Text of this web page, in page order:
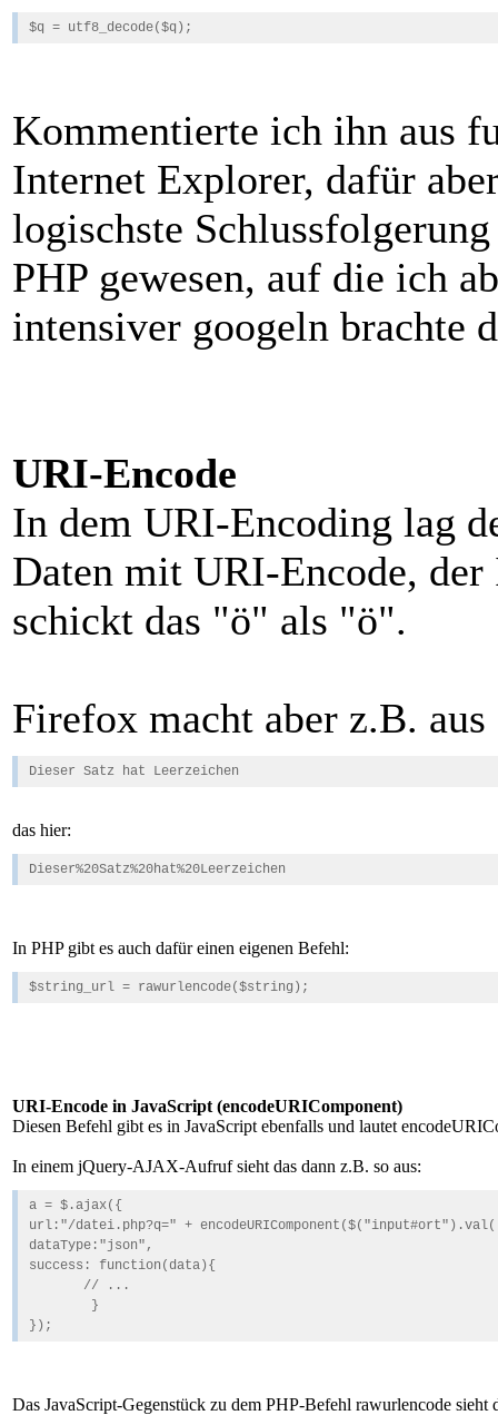
$q = utf8_decode($q);
Kommentierte ich ihn aus
Internet Explorer, dafür
logischste
PHP gewesen, auf die ich
intensiver googeln brachte
URI-Encode
In dem URI-Encoding lag
Daten mit URI-Encode,
schickt das "ö" als "ö".
Firefox macht aber z.B.
Dieser Satz hat Leerzeichen
das hier:
Dieser%20Satz%20hat%20Leerzeichen
In PHP gibt es auch dafür einen eigenen Befehl:
$string_url = rawurlencode($string);
URI-Encode in JavaScript (encodeURIComponent)
Diesen Befehl gibt es in JavaScript ebenfalls und lautet
In einem jQuery-AJAX-Aufruf sieht das dann z.B. so aus:
a = $.ajax({
url:"/datei.php?q=" +
dataType:"json",
success: function(data){
// ...
}
});
Das JavaScript-Gegenstück zu dem PHP-Befehl rawurlencode sieht